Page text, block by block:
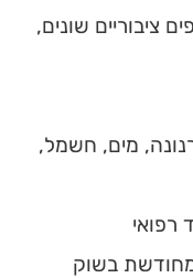
ציבוריים שונים,
מים, חשמל,
רפואי
בשוק